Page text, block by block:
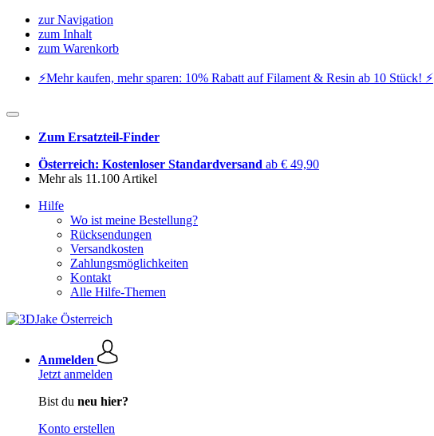
zur Navigation
zum Inhalt
zum Warenkorb
⚡️Mehr kaufen, mehr sparen: 10% Rabatt auf Filament & Resin ab 10 Stück! ⚡️
Zum Ersatzteil-Finder
Österreich: Kostenloser Standardversand ab € 49,90
Mehr als 11.100 Artikel
Hilfe
Wo ist meine Bestellung?
Rücksendungen
Versandkosten
Zahlungsmöglichkeiten
Kontakt
Alle Hilfe-Themen
Anmelden
Jetzt anmelden
Bist du neu hier?
Konto erstellen